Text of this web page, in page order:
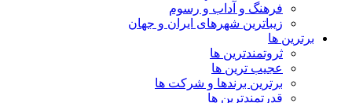
فرهنگ و آداب و رسوم
زیباترین شهرهای ایران و جهان
برترین ها
ثروتمندترین ها
عجیب ترین ها
برترین برندها و شرکت ها
قدرتمندترین ها